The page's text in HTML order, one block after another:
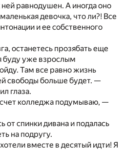
равнодушен. А иногда оно
девочка, что ли?! Все
и ее собственного
останетесь прозябать еще
буду уже взрослым
Там все равно жизнь
свободы больше будет. —
глаза.
колледжа подумываю, —
от спинки дивана и подалась
на подругу.
вместе в десятый идти! Я